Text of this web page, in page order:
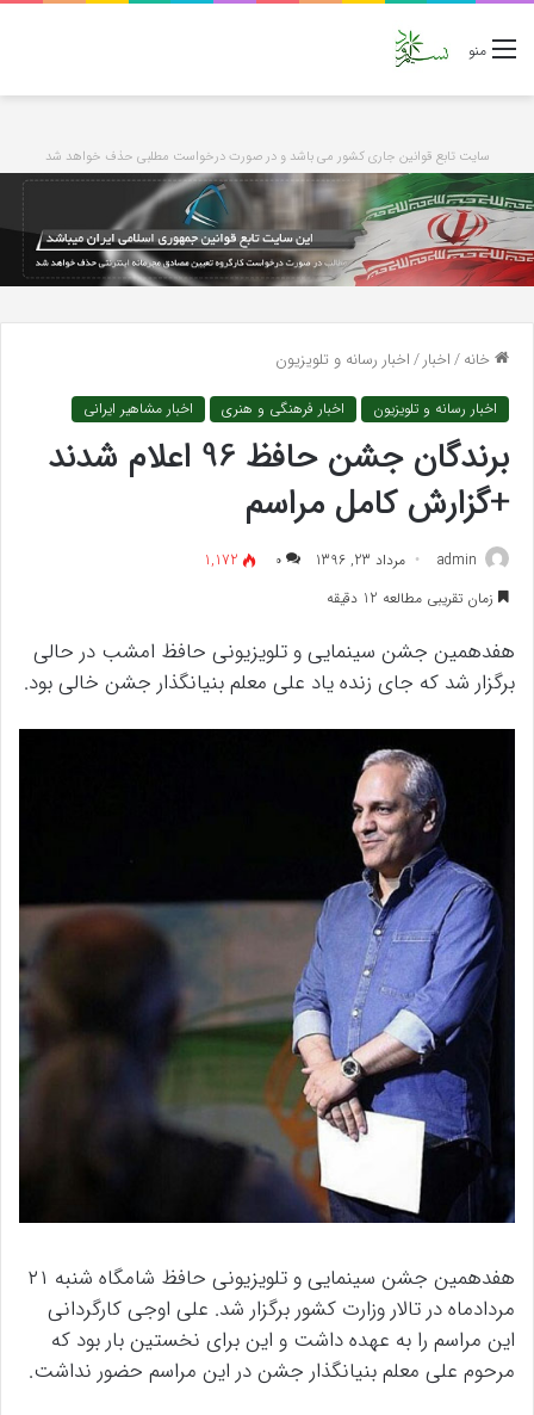
منو
سایت تابع قوانین جاری کشور می باشد و در صورت درخواست مطلبی حذف خواهد شد
خانه/اخبار/اخبار رسانه و تلویزیون
اخبار رسانه و تلویزیون اخبار فرهنگی و هنری اخبار مشاهیر ایرانی
برندگان جشن حافظ 96 اعلام شدند
+گزارش کامل مراسم
admin مرداد 23, 1396 ۰
1,172
زمان تقریبی مطالعه 12 دقیقه
هفدهمین جشن سینمایی و تلویزیونی حافظ امشب در حالی
برگزار شد که جای زنده یاد علی معلم بنیانگذار جشن خالی بود.
هفدهمین جشن سینمایی و تلویزیونی حافظ شامگاه شنبه ۲۱
مردادماه در تالار وزارت کشور برگزار شد. علی اوجی کارگردانی
این مراسم را به عهده داشت و این برای نخستین بار بود که
مرحوم علی معلم بنیانگذار جشن در این مراسم حضور نداشت.